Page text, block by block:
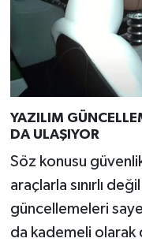
YAZILIM
DA ULAŞIYOR
Söz konusu
araçlarla sınırlı
güncellemeleri
da kademeli olarak